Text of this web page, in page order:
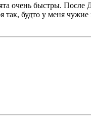
очень быстры.
будто у меня